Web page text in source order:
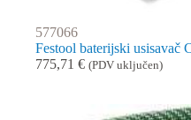
577066
Festool baterijski
775,71 € (PDV uključen)